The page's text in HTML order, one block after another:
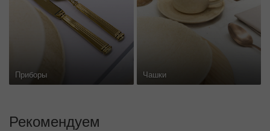
Приборы Чашки
Рекомендуем